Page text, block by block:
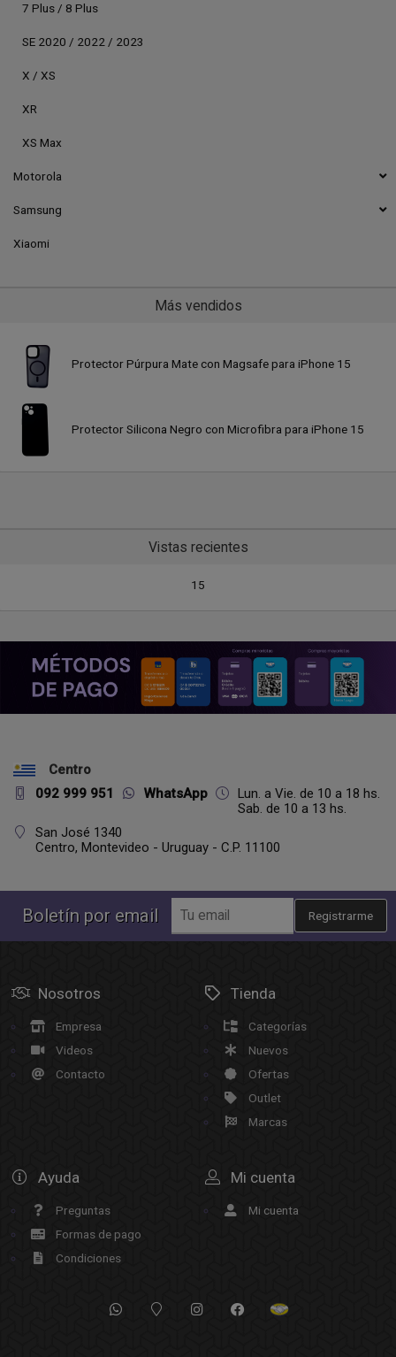
7 Plus / 8 Plus
SE 2020 / 2022 / 2023
X / XS
XR
XS Max
Motorola
Samsung
Xiaomi
Más vendidos
Protector Púrpura Mate con Magsafe para iPhone 15
Protector Silicona Negro con Microfibra para iPhone 15
Vistas recientes
15
Centro
092 999 951
WhatsApp
Lun. a Vie. de 10 a 18 hs.
Sab. de 10 a 13 hs.
San José 1340
Centro, Montevideo - Uruguay - C.P. 11100
Boletín por email Registrarme
Nosotros
Empresa
Videos
Contacto
Tienda
Categorías
Nuevos
Ofertas
Outlet
Marcas
Ayuda
Preguntas
Formas de pago
Condiciones
Mi cuenta
Mi cuenta